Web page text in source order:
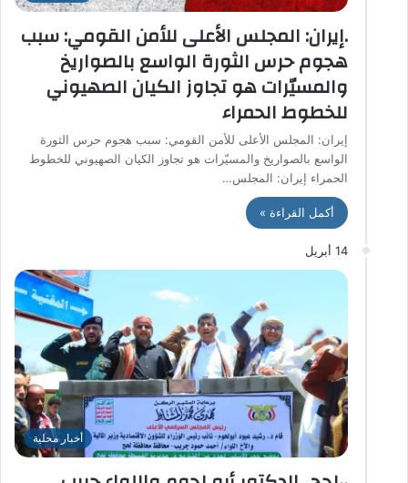
.إيران: المجلس الأعلى للأمن القومي: سبب
هجوم حرس الثورة الواسع بالصواريخ
والمسيّرات هو تجاوز الكيان الصهيوني
للخطوط الحمراء
إيران: المجلس الأعلى للأمن القومي: سبب هجوم حرس الثورة
الواسع بالصواريخ والمسيّرات هو تجاوز الكيان الصهيوني للخطوط
الحمراء إيران: المجلس…
أكمل القراءة »
14 أبريل
أخبار محلية